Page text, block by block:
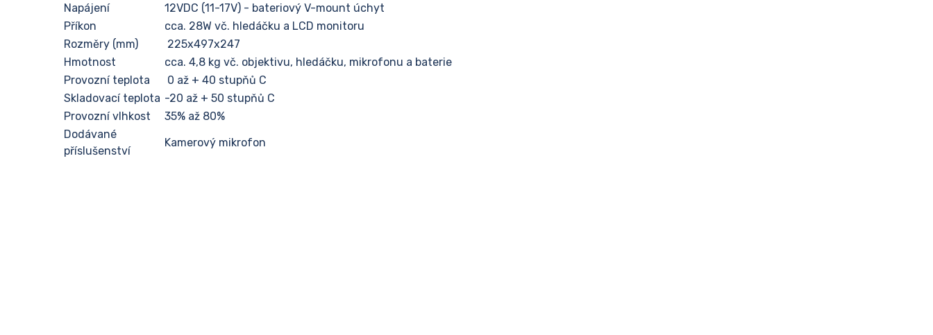
Napájení
12VDC (11-17V) - bateriový V-mount úchyt
Příkon
cca. 28W vč. hledáčku a LCD monitoru
Rozměry (mm)
225x497x247
Hmotnost
cca. 4,8 kg vč. objektivu, hledáčku, mikrofonu a baterie
Provozní teplota
0 až + 40 stupňů C
Skladovací teplota -20 až + 50 stupňů C
Provozní vlhkost
35% až 80%
Dodávané
příslušenství
Kamerový mikrofon